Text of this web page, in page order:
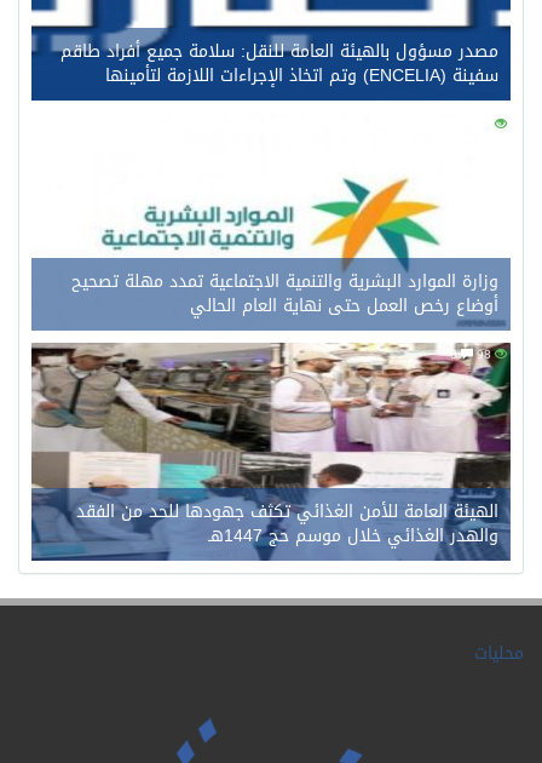
مصدر مسؤول بالهيئة العامة للنقل: سلامة جميع أفراد طاقم
سفينة (ENCELIA) وتم اتخاذ الإجراءات اللازمة لتأمينها
117
وزارة الموارد البشرية والتنمية الاجتماعية تمدد مهلة تصحيح
أوضاع رخص العمل حتى نهاية العام الحالي
98
0
الهيئة العامة للأمن الغذائي تكثف جهودها للحد من الفقد
والهدر الغذائي خلال موسم حج 1447هـ
محليات